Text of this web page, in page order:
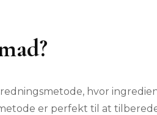
hvor
er perfekt til at